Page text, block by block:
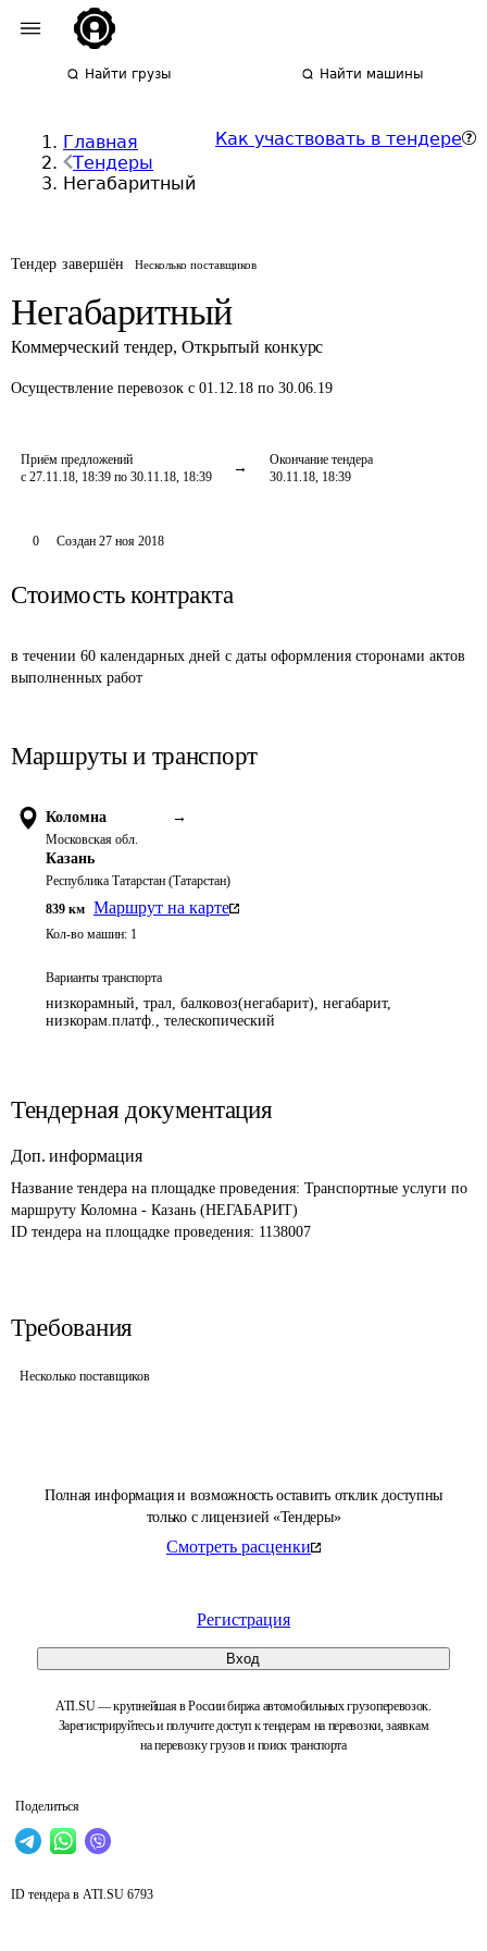
Найти грузы Найти машины
Главная
Тендеры
Негабаритный
Как участвовать в тендере
Тендер завершён Несколько поставщиков
Негабаритный
Коммерческий тендер, Открытый конкурс
Осуществление перевозок с 01.12.18 по 30.06.19
Приём предложений
с 27.11.18, 18:39 по 30.11.18, 18:39
Окончание тендера
30.11.18, 18:39
Полная информация и возможность оставить отклик доступны
только с лицензией «Тендеры»
Смотреть расценки
Регистрация
Вход
ATI.SU — крупнейшая в России биржа автомобильных грузоперевозок.
Зарегистрируйтесь и получите доступ к тендерам на перевозки, заявкам
на перевозку грузов и поиск транспорта
Поделиться
0 Создан 27 ноя 2018
Стоимость контракта
в течении 60 календарных дней с даты оформления сторонами актов
выполненных работ
Маршруты и транспорт
Коломна →
Московская обл.
Казань
Республика Татарстан (Татарстан)
839 км Маршрут на карте
Кол-во машин: 1
Варианты транспорта
низкорамный, трал, балковоз(негабарит), негабарит,
низкорам.платф., телескопический
Тендерная документация
Доп. информация
Название тендера на площадке проведения: Транспортные услуги по
маршруту Коломна - Казань (НЕГАБАРИТ)
ID тендера на площадке проведения: 1138007
Требования
Несколько поставщиков
ID тендера в ATI.SU 6793